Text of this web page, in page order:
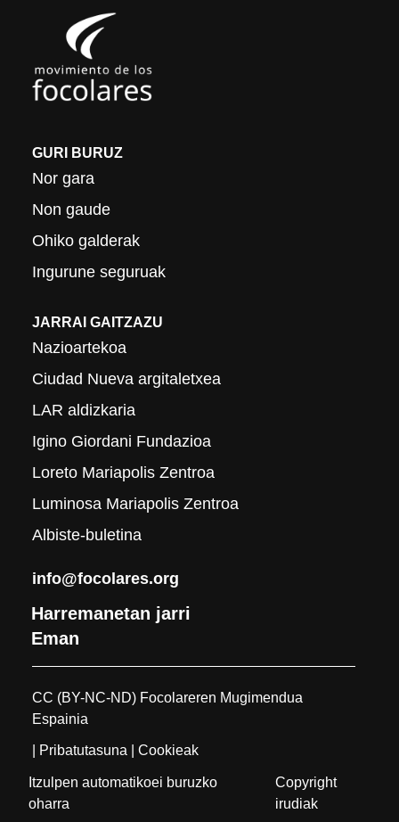
GURI BURUZ
Nor gara
Non gaude
Ohiko galderak
Ingurune seguruak
JARRAI GAITZAZU
Nazioartekoa
Ciudad Nueva argitaletxea
LAR aldizkaria
Igino Giordani Fundazioa
Loreto Mariapolis Zentroa
Luminosa Mariapolis Zentroa
Albiste-buletina
info@focolares.org
Harremanetan jarri
Eman
CC (BY-NC-ND) Focolareren Mugimendua
Espainia
| Pribatutasuna | Cookieak
Itzulpen automatikoei buruzko
oharra
Copyright
irudiak